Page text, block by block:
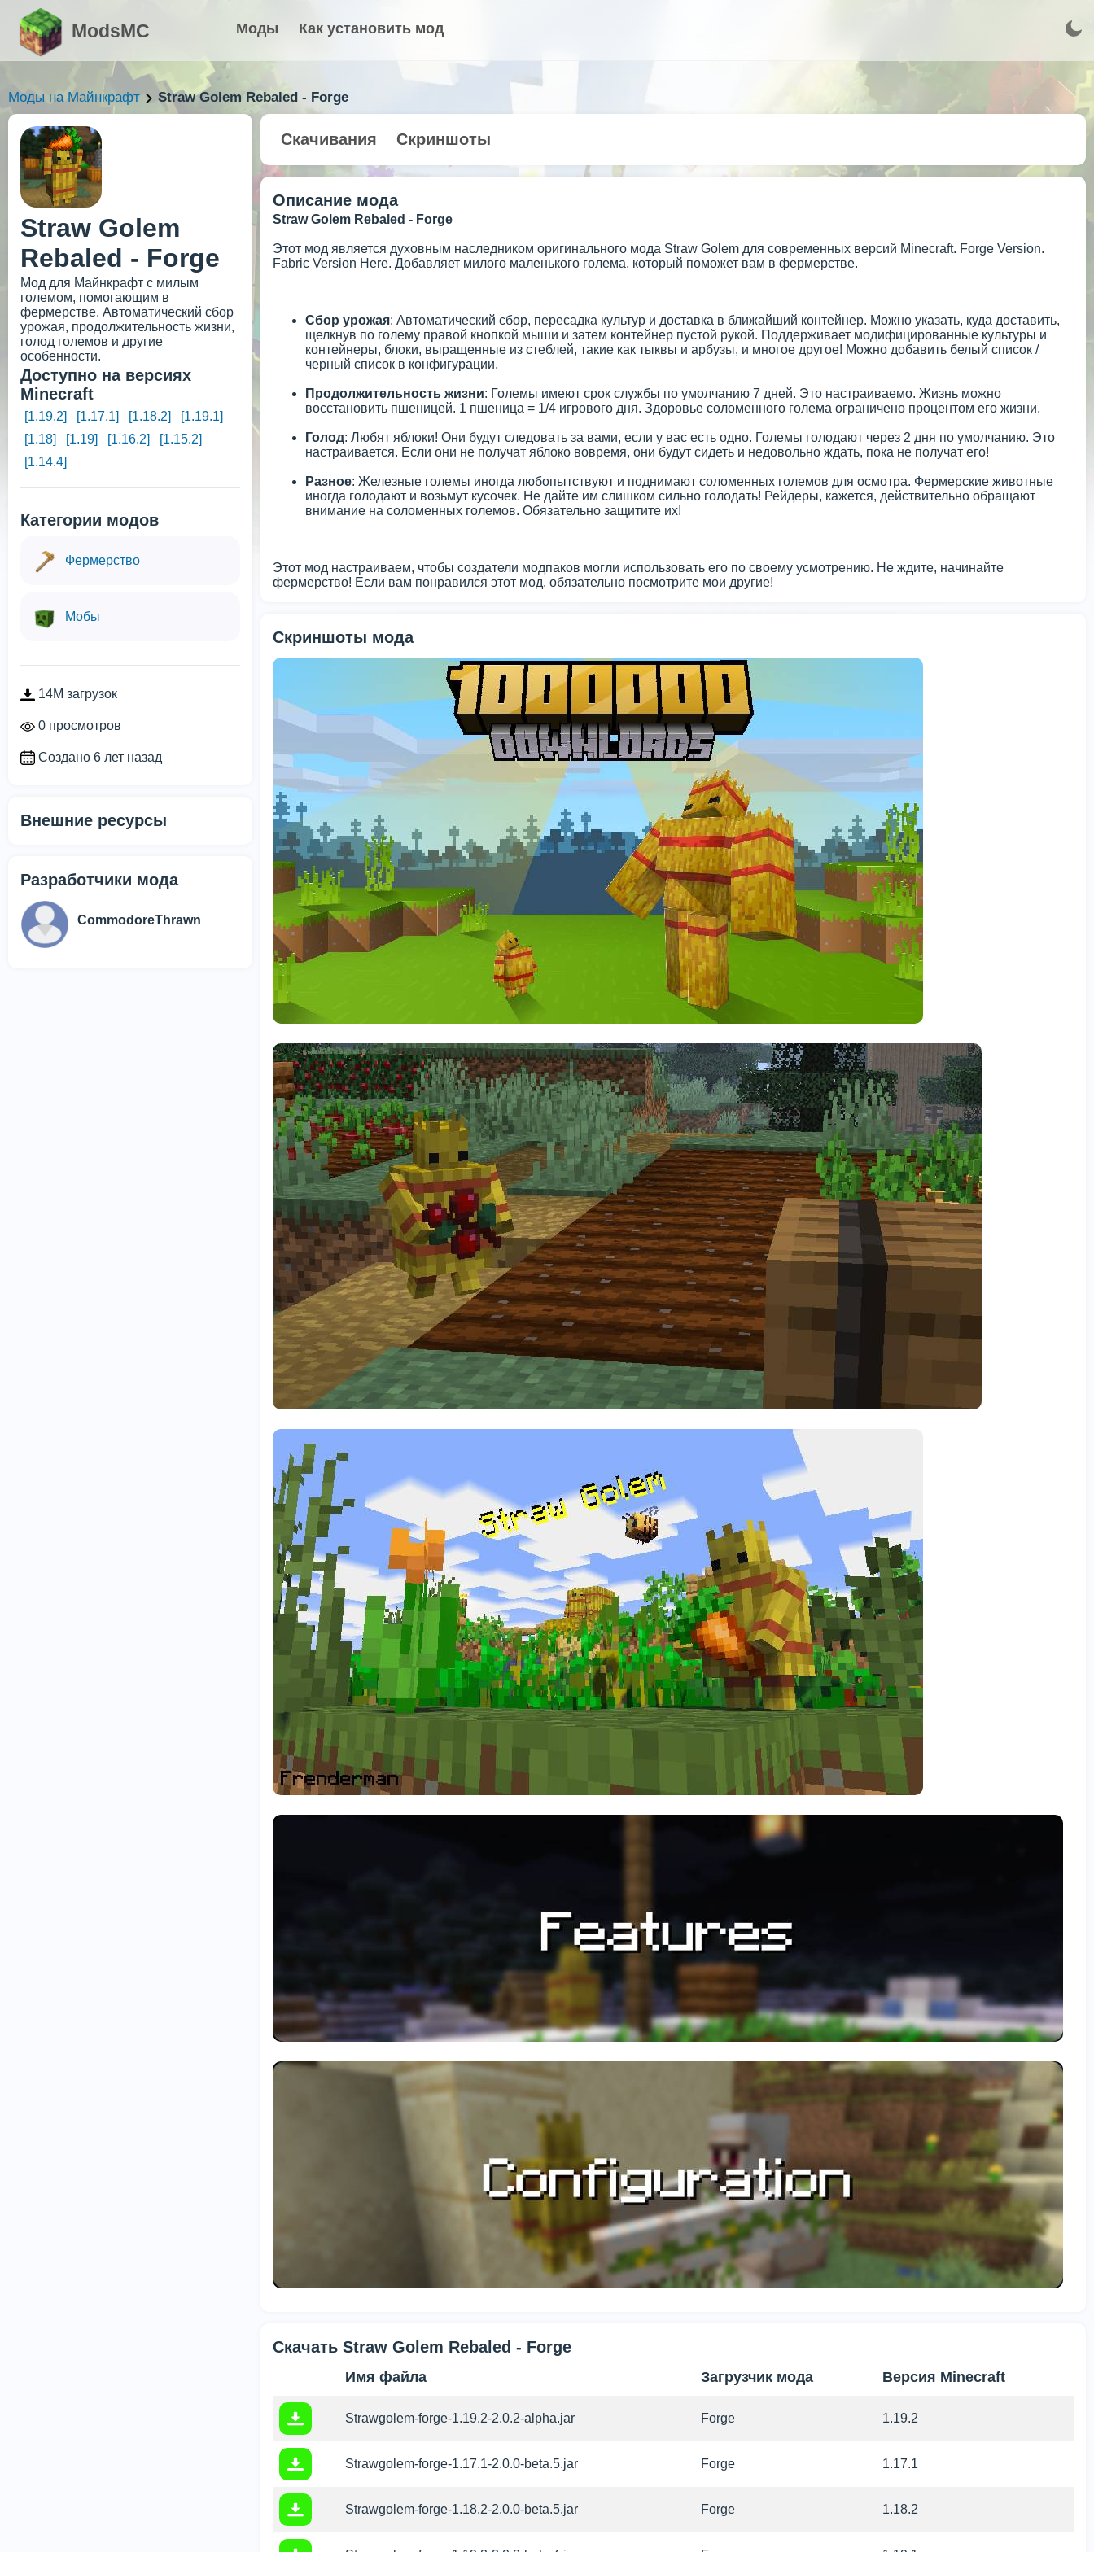
ModsMC Моды Как установить мод
Моды на Майнкрафт Straw Golem Rebaled - Forge
Straw Golem
Rebaled - Forge
Мод для Майнкрафт с милым
големом, помогающим в
фермерстве. Автоматический сбор
урожая, продолжительность жизни,
голод големов и другие
особенности.
Доступно на версиях
Minecraft
[1.19.2] [1.17.1] [1.18.2]
[1.19.1]
[1.18]
[1.19] [1.16.2]
[1.15.2]
[1.14.4]
Категории модов
Фермерство
Мобы
14M загрузок
0 просмотров
Создано 6 лет назад
Внешние ресурсы
Разработчики мода
CommodoreThrawn
Скачивания Скриншоты
Описание мода
Straw Golem Rebaled - Forge
Этот мод является духовным наследником оригинального мода Straw Golem для современных версий Minecraft. Forge Version.
Fabric Version Here. Добавляет милого маленького голема, который поможет вам в фермерстве.
Сбор урожая: Автоматический сбор, пересадка культур и доставка в ближайший контейнер. Можно указать, куда доставить,
щелкнув по голему правой кнопкой мыши и затем контейнер пустой рукой. Поддерживает модифицированные культуры и
контейнеры, блоки, выращенные из стеблей, такие как тыквы и арбузы, и многое другое! Можно добавить белый список /
черный список в конфигурации.
Продолжительность жизни: Големы имеют срок службы по умолчанию 7 дней. Это настраиваемо. Жизнь можно
восстановить пшеницей. 1 пшеница = 1/4 игрового дня. Здоровье соломенного голема ограничено процентом его жизни.
Голод: Любят яблоки! Они будут следовать за вами, если у вас есть одно. Големы голодают через 2 дня по умолчанию. Это
настраивается. Если они не получат яблоко вовремя, они будут сидеть и недовольно ждать, пока не получат его!
Разное: Железные големы иногда любопытствуют и поднимают соломенных големов для осмотра. Фермерские животные
иногда голодают и возьмут кусочек. Не дайте им слишком сильно голодать! Рейдеры, кажется, действительно обращают
внимание на соломенных големов. Обязательно защитите их!
Этот мод настраиваем, чтобы создатели модпаков могли использовать его по своему усмотрению. Не ждите, начинайте
фермерство! Если вам понравился этот мод, обязательно посмотрите мои другие!
Скриншоты мода
Скачать Straw Golem Rebaled - Forge
Имя файла Загрузчик мода Версия Minecraft
Strawgolem-forge-1.19.2-2.0.2-alpha.jar Forge 1.19.2
Strawgolem-forge-1.17.1-2.0.0-beta.5.jar Forge 1.17.1
Strawgolem-forge-1.18.2-2.0.0-beta.5.jar Forge 1.18.2